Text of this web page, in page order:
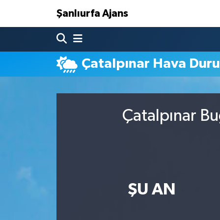
Şanlıurfa Ajans
Çatalpınar Hava
Çatalpınar
ŞU AN
Nöbetçi Eczaneler
Hava Durumu